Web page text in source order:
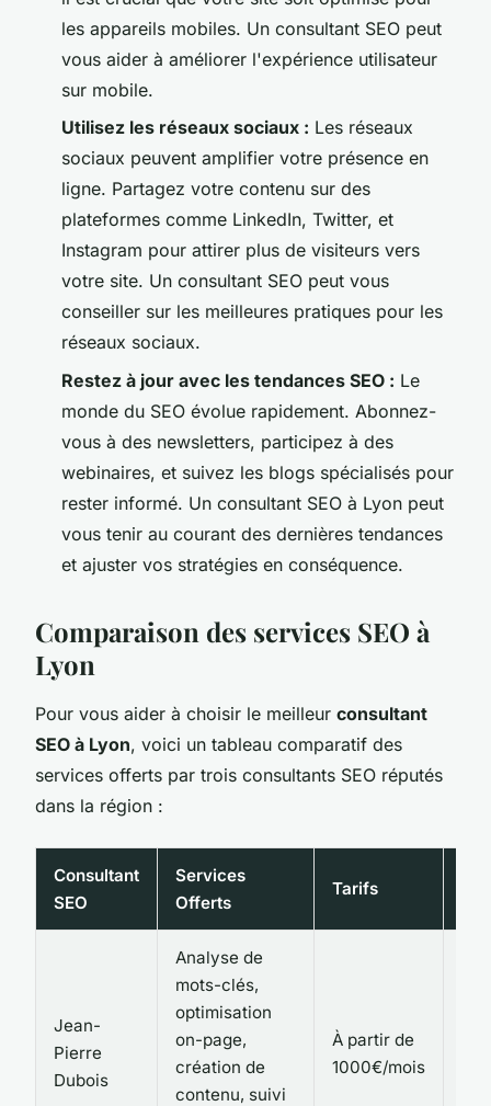
les appareils mobiles. Un consultant SEO peut
vous aider à améliorer l'expérience utilisateur
sur mobile.
Utilisez les réseaux sociaux : Les réseaux
sociaux peuvent amplifier votre présence en
ligne. Partagez votre contenu sur des
plateformes comme LinkedIn, Twitter, et
Instagram pour attirer plus de visiteurs vers
votre site. Un consultant SEO peut vous
conseiller sur les meilleures pratiques pour les
réseaux sociaux.
Restez à jour avec les tendances SEO : Le
monde du SEO évolue rapidement. Abonnez-
vous à des newsletters, participez à des
webinaires, et suivez les blogs spécialisés pour
rester informé. Un consultant SEO à Lyon peut
vous tenir au courant des dernières tendances
et ajuster vos stratégies en conséquence.
Comparaison des services SEO à
Lyon
Pour vous aider à choisir le meilleur consultant
SEO à Lyon, voici un tableau comparatif des
services offerts par trois consultants SEO réputés
dans la région :
Consultant
SEO
Services
Offerts
Tarifs
Jean-
Pierre
Dubois
Analyse de
mots-clés,
optimisation
on-page,
création de
contenu, suivi
À partir de
1000€/mois